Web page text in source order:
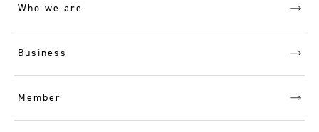
Who we are
Business
Member